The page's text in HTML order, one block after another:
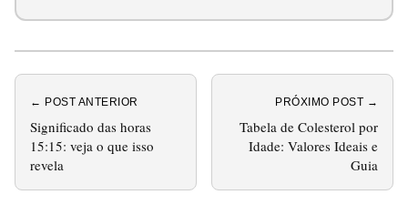
← POST ANTERIOR
Significado das horas
15:15: veja o que isso
revela
PRÓXIMO POST →
Tabela de Colesterol por
Idade: Valores Ideais e
Guia